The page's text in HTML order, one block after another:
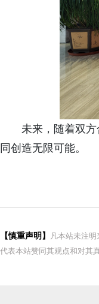
未来，随着双
同创造无限可能。
【慎重声明】
凡本站未注
代表本站赞同其观点和对其